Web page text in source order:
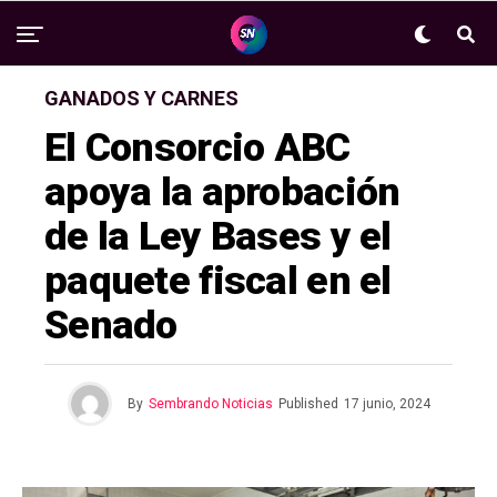
GANADOS Y CARNES
El Consorcio ABC
apoya la aprobación
de la Ley Bases y el
paquete fiscal en el
Senado
By Sembrando Noticias Published 17 junio, 2024